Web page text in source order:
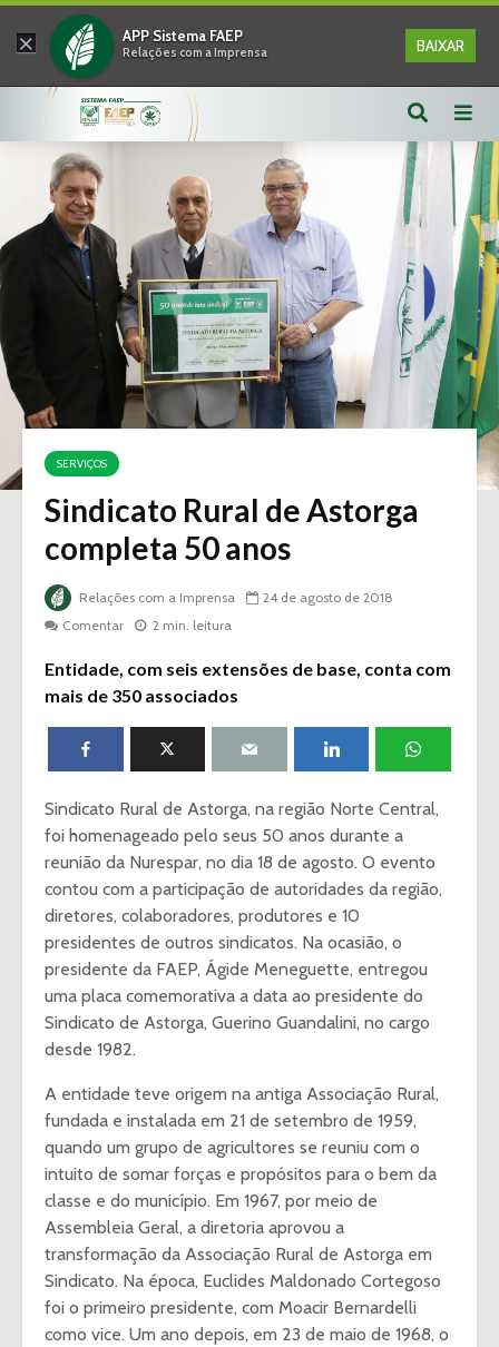
× APP Sistema FAEP
Relações com a Imprensa BAIXAR
SERVIÇOS
Sindicato Rural de Astorga
completa 50 anos
Relações com a Imprensa
24 de agosto de 2018
Comentar
2 min. leitura
Entidade, com seis extensões de base, conta com
mais de 350 associados
Sindicato Rural de Astorga, na região Norte Central,
foi homenageado pelo seus 50 anos durante a
reunião da Nurespar, no dia 18 de agosto. O evento
contou com a participação de autoridades da região,
diretores, colaboradores, produtores e 10
presidentes de outros sindicatos. Na ocasião, o
presidente da FAEP, Ágide Meneguette, entregou
uma placa comemorativa a data ao presidente do
Sindicato de Astorga, Guerino Guandalini, no cargo
desde 1982.
A entidade teve origem na antiga Associação Rural,
fundada e instalada em 21 de setembro de 1959,
quando um grupo de agricultores se reuniu com o
intuito de somar forças e propósitos para o bem da
classe e do município. Em 1967, por meio de
Assembleia Geral, a diretoria aprovou a
transformação da Associação Rural de Astorga em
Sindicato. Na época, Euclides Maldonado Cortegoso
foi o primeiro presidente, com Moacir Bernardelli
como vice. Um ano depois, em 23 de maio de 1968, o